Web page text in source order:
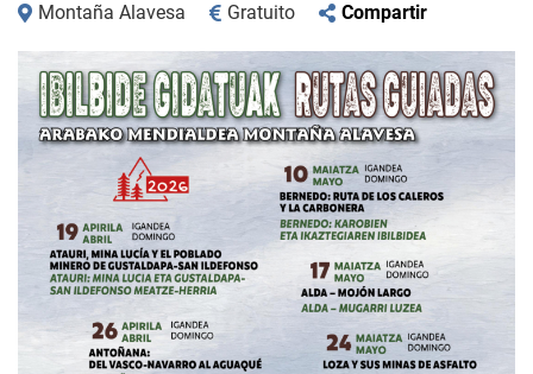
Montaña Alavesa
Gratuito Compartir